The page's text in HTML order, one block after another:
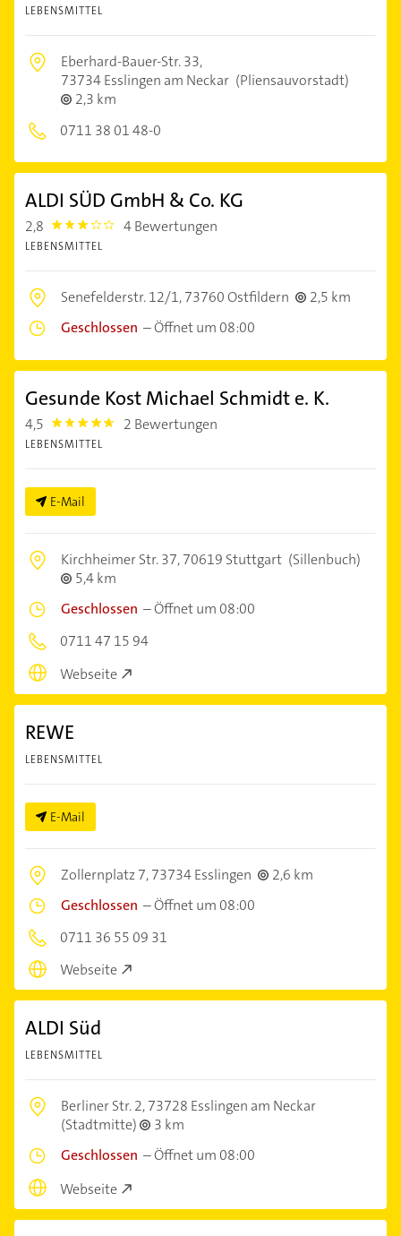
LEBENSMITTEL
Eberhard-Bauer-Str. 33,
73734 Esslingen am Neckar (Pliensauvorstadt)
2,3 km
0711 38 01 48-0
ALDI SÜD GmbH & Co. KG
2,8 2.8 4 Bewertungen
LEBENSMITTEL
Senefelderstr. 12/1,73760 Ostfildern
2,5 km
Geschlossen –Öffnet um 08:00
Gesunde Kost Michael Schmidt e. K.
4,5 4.5 2 Bewertungen
LEBENSMITTEL
E-Mail
Kirchheimer Str. 37,70619 Stuttgart (Sillenbuch)
5,4 km
Geschlossen –Öffnet um 08:00
0711 47 15 94
Webseite
REWE
LEBENSMITTEL
E-Mail
Zollernplatz 7,73734 Esslingen
2,6 km
Geschlossen –Öffnet um 08:00
0711 36 55 09 31
Webseite
ALDI Süd
LEBENSMITTEL
Berliner Str. 2,73728 Esslingen am Neckar
(Stadtmitte)
3 km
Geschlossen –Öffnet um 08:00
Webseite